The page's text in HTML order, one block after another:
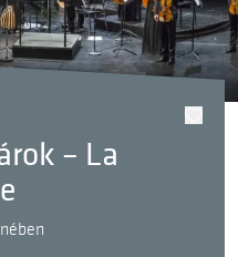
– La